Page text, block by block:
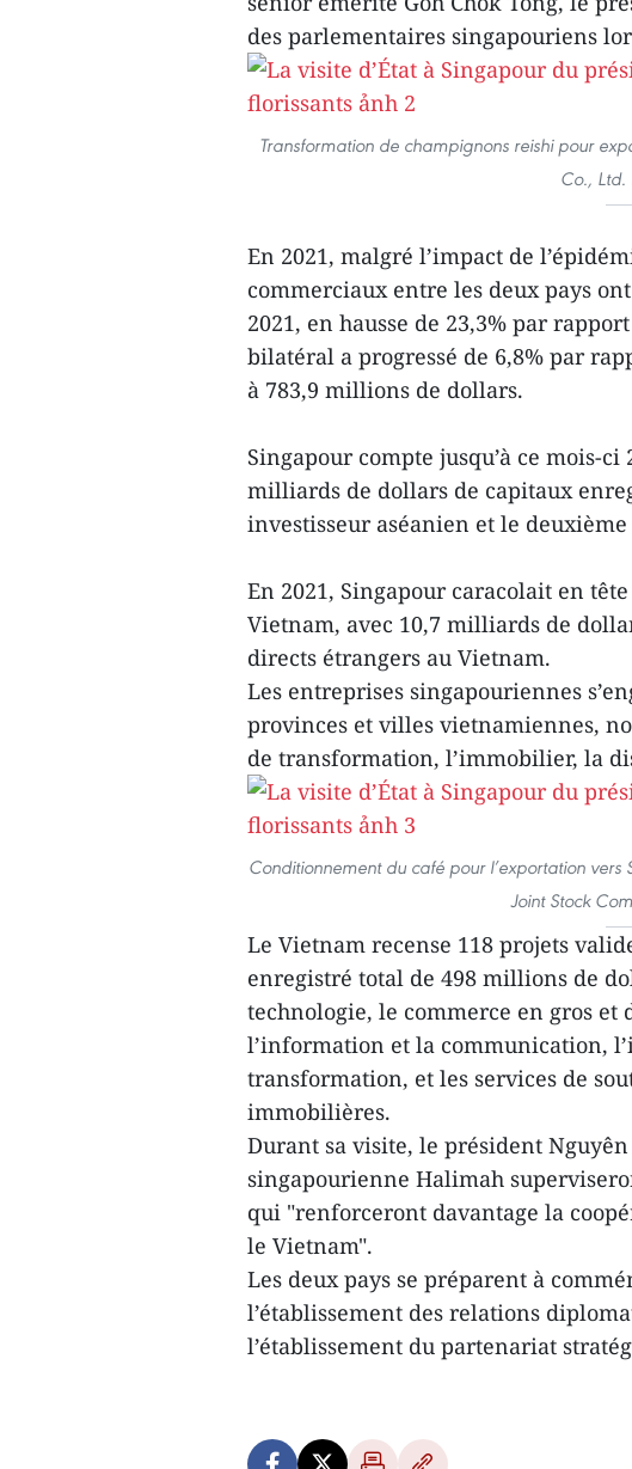
des parlementaires singapouriens
Transformation de champignons reishi pour
Co., Ltd.
En 2021, malgré l’impact de
commerciaux entre les deux pays
2021, en hausse de 23,3% par
bilatéral a progressé de 6,8% par
à 783,9 millions de dollars.
Singapour compte jusqu’à ce mois-
milliards de dollars de capitaux
investisseur aséanien et le
En 2021, Singapour caracolait en
Vietnam, avec 10,7 milliards de
directs étrangers au Vietnam.
Les entreprises singapouriennes
provinces et villes vietnamiennes,
de transformation, l’immobilier, la
Conditionnement du café pour l’exportation
Joint Stock
Le Vietnam recense 118 projets
enregistré total de 498 millions de
technologie, le commerce en gros et
l’information et la communication,
transformation, et les services de
immobilières.
Durant sa visite, le président
singapourienne Halimah
qui "renforceront davantage la
le Vietnam".
Les deux pays se préparent à
l’établissement des relations
l’établissement du partenariat